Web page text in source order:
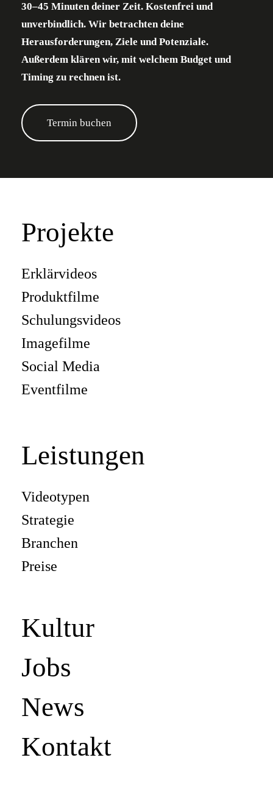
30–45 Minuten deiner Zeit. Kostenfrei und
unverbindlich. Wir betrachten deine
Herausforderungen, Ziele und Potenziale.
Außerdem klären wir, mit welchem Budget und
Timing zu rechnen ist.
Termin buchen
Projekte
Erklärvideos
Produktfilme
Schulungsvideos
Imagefilme
Social Media
Eventfilme
Leistungen
Videotypen
Strategie
Branchen
Preise
Kultur
Jobs
News
Kontakt